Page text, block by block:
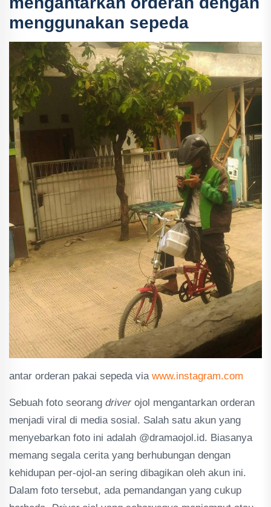
menggunakan sepeda
antar orderan pakai sepeda via www.instagram.com
Sebuah foto seorang driver ojol mengantarkan orderan
menjadi viral di media sosial. Salah satu akun yang
menyebarkan foto ini adalah @dramaojol.id. Biasanya
memang segala cerita yang berhubungan dengan
kehidupan per-ojol-an sering dibagikan oleh akun ini.
Dalam foto tersebut, ada pemandangan yang cukup